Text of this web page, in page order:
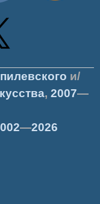
и/
, 2007—
—2026